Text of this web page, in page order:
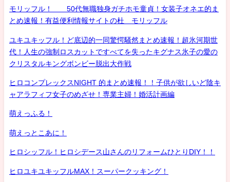
モリッフル！ 50代無職独身ガチホモ童貞！女装子オネエ的ま
とめ速報！有益便利情報サイトの杜 モリッフル
ユキユキッフル！ど底辺的一同驚愕騒然まとめ速報！超氷河期世
代！人生の強制ロスカットですべてを失ったキグナス氷子の愛の
クリスタルキングボンビー脱出大作戦
ヒロコンプレックスNIGHT 的まとめ速報！！子供が欲しいど陰キ
ャアラフィフ女子のめざせ！専業主婦！婚活計画編
萌えっふる！
萌えっとこあに！
ヒロシッフル！ヒロシデース山さんのリフォームひとりDIY！！
ヒロユキユキッフルMAX！スーパークッキング！